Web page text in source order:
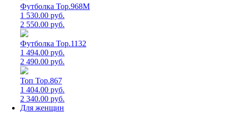
Футболка Top.968M
1 530.00 руб.
2 550.00 руб.
Футболка Top.1132
1 494.00 руб.
2 490.00 руб.
Топ Top.867
1 404.00 руб.
2 340.00 руб.
Для женщин